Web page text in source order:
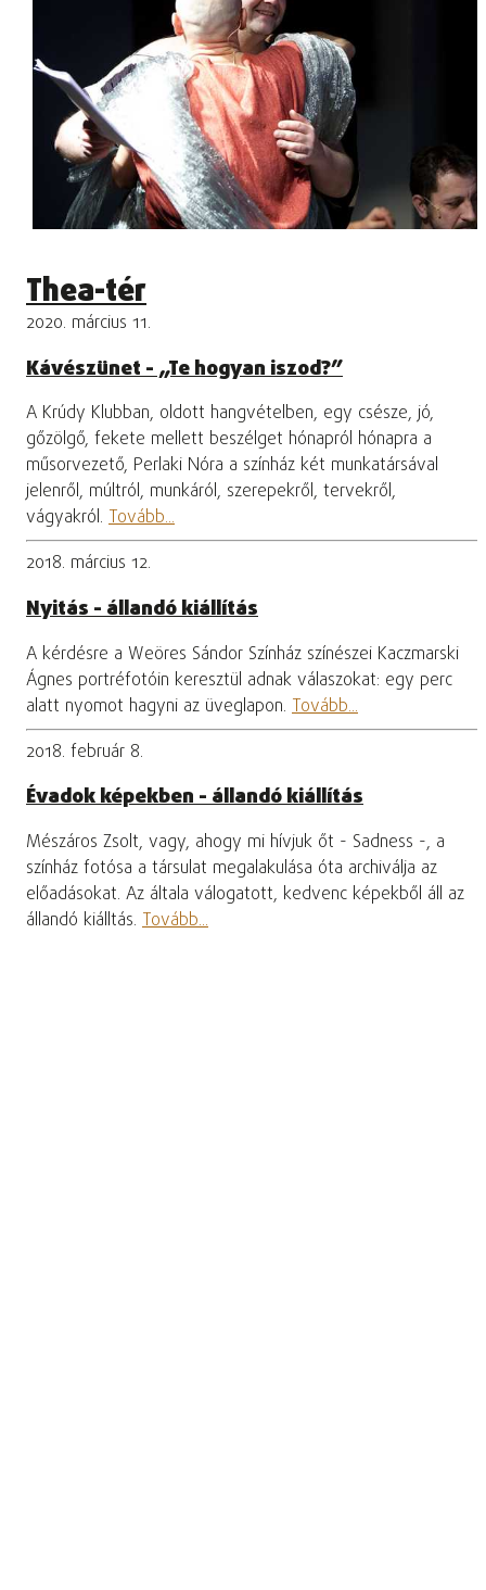
Thea-tér
2020. március 11.
Kávészünet - „Te hogyan iszod?”
A Krúdy Klubban, oldott hangvételben, egy csésze, jó,
gőzölgő, fekete mellett beszélget hónapról hónapra a
műsorvezető, Perlaki Nóra a színház két munkatársával
jelenről, múltról, munkáról, szerepekről, tervekről,
vágyakról. Tovább...
2018. március 12.
Nyitás - állandó kiállítás
A kérdésre a Weöres Sándor Színház színészei Kaczmarski
Ágnes portréfotóin keresztül adnak válaszokat: egy perc
alatt nyomot hagyni az üveglapon. Tovább...
2018. február 8.
Évadok képekben - állandó kiállítás
Mészáros Zsolt, vagy, ahogy mi hívjuk őt - Sadness -, a
színház fotósa a társulat megalakulása óta archiválja az
előadásokat. Az általa válogatott, kedvenc képekből áll az
állandó kiálltás. Tovább...